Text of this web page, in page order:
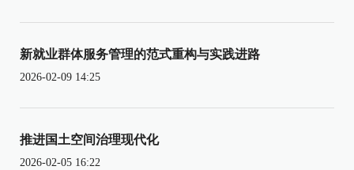
新就业群体服务管理的范式重构与实践进路
2026-02-09 14:25
推进国土空间治理现代化
2026-02-05 16:22